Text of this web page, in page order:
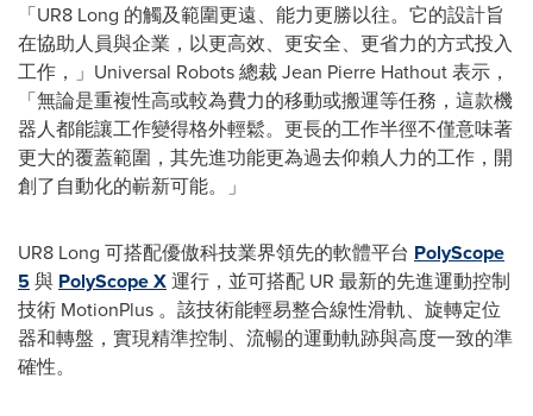
「UR8 Long 的觸及範圍更遠、能力更勝以往。它的設計旨
在協助人員與企業，以更高效、更安全、更省力的方式投入
工作，」Universal Robots 總裁Jean Pierre Hathout表示，
「無論是重複性高或較為費力的移動或搬運等任務，這款機
器人都能讓工作變得格外輕鬆。更長的工作半徑不僅意味著
更大的覆蓋範圍，其先進功能更為過去仰賴人力的工作，開
創了自動化的嶄新可能。」
UR8 Long 可搭配優傲科技業界領先的軟體平台 PolyScope
5與 PolyScope X運行，並可搭配 UR 最新的先進運動控制
技術 MotionPlus 。該技術能輕易整合線性滑軌、旋轉定位
器和轉盤，實現精準控制、流暢的運動軌跡與高度一致的準
確性。